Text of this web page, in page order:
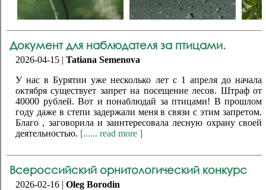
Документ для наблюдателя за птицами.
2026-04-15 | Tatiana Semenova
У нас в Бурятии уже несколько лет с 1 апреля до начала
октября существует запрет на посещение лесов. Штраф от
40000 рублей. Вот и понаблюдай за птицами! В прошлом
году даже в степи задержали меня в связи с этим запретом.
Благо , заговорила и заинтересовала лесную охрану своей
деятельностью. [...... read more ]
Всероссийский орнитологический конкурс
2026-02-16 | Oleg Borodin